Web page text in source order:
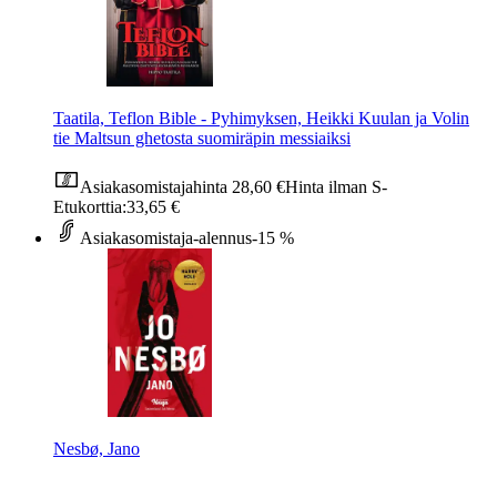
Taatila, Teflon Bible - Pyhimyksen, Heikki Kuulan ja Volin
tie Maltsun ghetosta suomiräpin messiaiksi
Asiakasomistajahinta 28,60 €Hinta ilman S-
Etukorttia:33,65 €
Asiakasomistaja-alennus-15 %
Nesbø, Jano